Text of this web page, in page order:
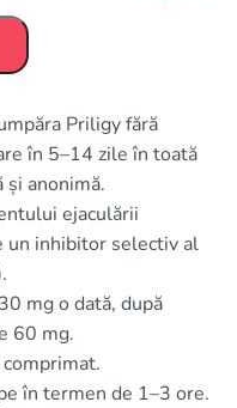
Priligy fără
în 5–14 zile în toată
și anonimă.
ejaculării
un inhibitor selectiv al
mg o dată, după
60 mg.
în termen de 1–3 ore.